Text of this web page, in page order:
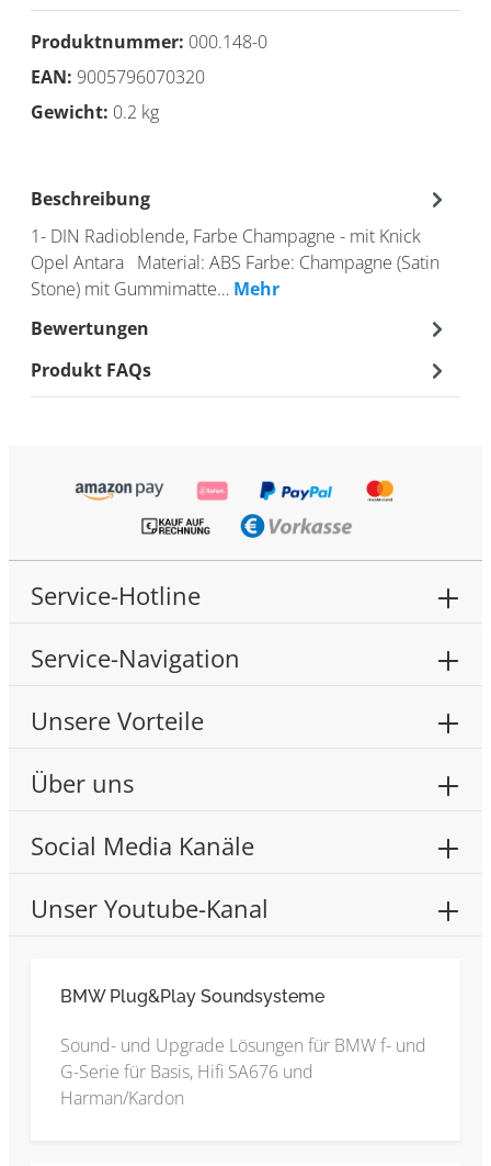
Produktnummer: 000.148-0
EAN: 9005796070320
Gewicht: 0.2 kg
Beschreibung
1- DIN Radioblende, Farbe Champagne - mit Knick
Opel Antara Material: ABS Farbe: Champagne (Satin
Stone) mit Gummimatte… Mehr
Bewertungen
Produkt FAQs
Service-Hotline
Service-Navigation
Unsere Vorteile
Über uns
Social Media Kanäle
Unser Youtube-Kanal
BMW Plug&Play Soundsysteme
Sound- und Upgrade Lösungen für BMW f- und
G-Serie für Basis, Hifi SA676 und
Harman/Kardon